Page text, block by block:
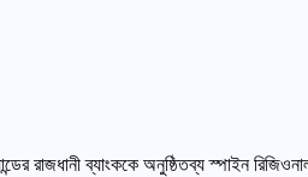
ব্যাংককে অনুষ্ঠিতব্য স্পাইন রিজিওনাল